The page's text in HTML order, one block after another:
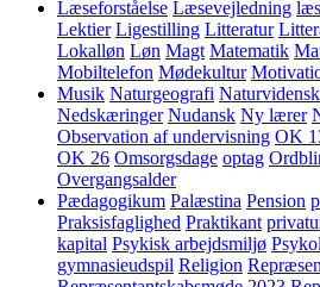
Læseforståelse Læsevejledning
Lektier Ligestilling Litteratur
Lokalløn Løn Magt Matematik
Mobiltelefon Mødekultur
Musik Naturgeografi
Nedskæringer Nudansk Ny lærer
Observation af undervisning OK
OK 26 Omsorgsdage optag
Overgangsalder
Pædagogikum Palæstina Pension
Praksisfaglighed Praktikant
kapital Psykisk arbejdsmiljø
gymnasieudspil Religion